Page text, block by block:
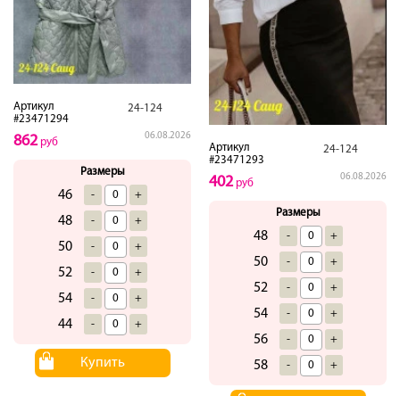
Артикул
#23471294
24-124
06.08.2026
862руб
Размеры
46 - +
48 - +
50 - +
52 - +
54 - +
44 - +
Купить
Артикул
#23471293
24-124
06.08.2026
402руб
Размеры
48 - +
50 - +
52 - +
54 - +
56 - +
58 - +